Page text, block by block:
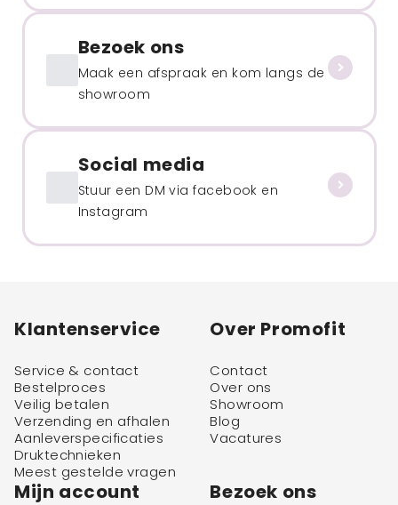
Bezoek ons
Maak een afspraak en kom langs de
showroom
Social media
Stuur een DM via facebook en
Instagram
Klantenservice
Service & contact
Bestelproces
Veilig betalen
Verzending en afhalen
Aanleverspecificaties
Druktechnieken
Meest gestelde vragen
Over Promofit
Contact
Over ons
Showroom
Blog
Vacatures
Mijn account Bezoek ons